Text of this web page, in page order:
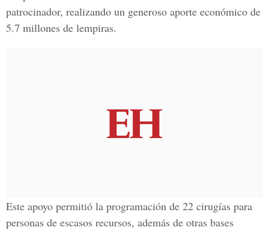
patrocinador, realizando un generoso aporte económico de
5.7 millones de lempiras.
Este apoyo permitió la programación de 22 cirugías para
personas de escasos recursos, además de otras bases